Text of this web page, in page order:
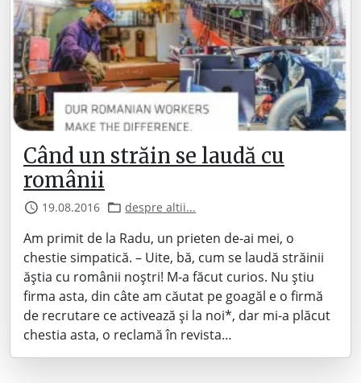
Când un străin se laudă cu
românii
19.08.2016 despre altii...
Am primit de la Radu, un prieten de-ai mei, o
chestie simpatică. – Uite, bă, cum se laudă străinii
ăștia cu românii noștri! M-a făcut curios. Nu știu
firma asta, din câte am căutat pe goagăl e o firmă
de recrutare ce activează și la noi*, dar mi-a plăcut
chestia asta, o reclamă în revista…